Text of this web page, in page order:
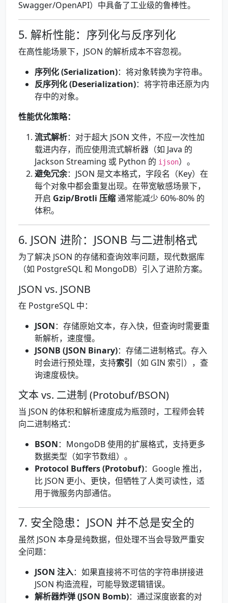
Swagger/OpenAPI）中具备了工业级的鲁棒性。
5. 解析性能：序列化与反序列化
在高性能场景下，JSON 的解析成本不容忽视。
序列化 (Serialization)：将对象转换为字符串。
反序列化 (Deserialization)：将字符串还原为内
存中的对象。
性能优化策略：
流式解析：对于超大 JSON 文件，不应一次性加
载进内存，而应使用流式解析器（如 Java 的
Jackson Streaming 或 Python 的 ijson）。
避免冗余：JSON 是文本格式，字段名（Key）在
每个对象中都会重复出现。在带宽敏感场景下，
开启 Gzip/Brotli 压缩通常能减少 60%-80% 的
体积。
6. JSON 进阶：JSONB 与二进制格式
为了解决 JSON 的存储和查询效率问题，现代数据库
（如 PostgreSQL 和 MongoDB）引入了进阶方案。
JSON vs. JSONB
在 PostgreSQL 中：
JSON：存储原始文本，存入快，但查询时需要重
新解析，速度慢。
JSONB (JSON Binary)：存储二进制格式。存入
时会进行预处理，支持索引
（如 GIN 索引），查
询速度极快。
文本 vs. 二进制 (Protobuf/BSON)
当 JSON 的体积和解析速度成为瓶颈时，工程师会转
向二进制格式：
BSON：MongoDB 使用的扩展格式，支持更多
数据类型（如字节数组）。
Protocol Buffers (Protobuf)：Google 推出，
比 JSON 更小、更快，但牺牲了人类可读性，适
用于微服务内部通信。
7. 安全隐患：JSON 并不总是安全的
虽然 JSON 本身是纯数据，但处理不当会导致严重安
全问题：
JSON 注入：如果直接将不可信的字符串拼接进
JSON 构造流程，可能导致逻辑错误。
解析器炸弹 (JSON Bomb)：通过深度嵌套的对